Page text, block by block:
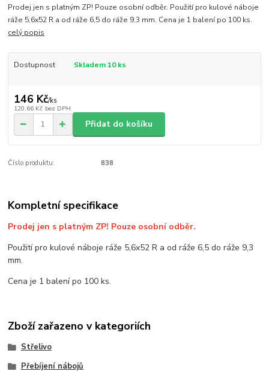
Prodej jen s platným ZP! Pouze osobní odběr. Použití pro kulové náboje
ráže 5,6x52 R a od ráže 6,5 do ráže 9,3 mm. Cena je 1 balení po 100 ks.
celý popis
Dostupnost Skladem 10 ks
146 Kč/ks
120,66 Kč bez DPH
Přidat do košíku
Číslo produktu: 838
Kompletní specifikace
Prodej jen s platným ZP! Pouze osobní odběr.
Použití pro kulové náboje ráže 5,6x52 R a od ráže 6,5 do ráže 9,3
mm.
Cena je 1 balení po 100 ks.
Zboží zařazeno v kategoriích
Střelivo
Přebíjení nábojů